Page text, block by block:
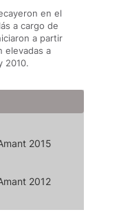
en el
a cargo de
a partir
elevadas a
2010.
2015
2012